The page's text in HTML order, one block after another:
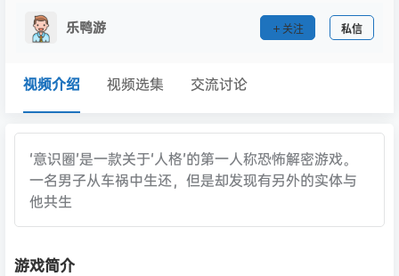
乐鸭游 关注 私信
视频介绍 视频选集 交流讨论
‘意识圈’是一款关于‘人格’的第一人称恐怖解密游戏。
一名男子从车祸中生还，但是却发现有另外的实体与
他共生
游戏简介